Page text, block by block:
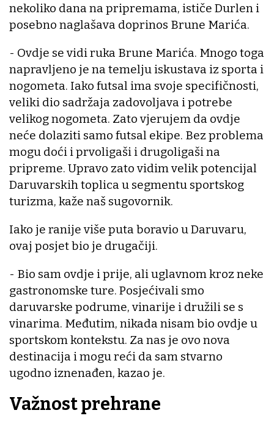
nekoliko dana na pripremama, ističe Durlen i
posebno naglašava doprinos Brune Marića.
- Ovdje se vidi ruka Brune Marića. Mnogo toga
napravljeno je na temelju iskustava iz sporta i
nogometa. Iako futsal ima svoje specifičnosti,
veliki dio sadržaja zadovoljava i potrebe
velikog nogometa. Zato vjerujem da ovdje
neće dolaziti samo futsal ekipe. Bez problema
mogu doći i prvoligaši i drugoligaši na
pripreme. Upravo zato vidim velik potencijal
Daruvarskih toplica u segmentu sportskog
turizma, kaže naš sugovornik.
Iako je ranije više puta boravio u Daruvaru,
ovaj posjet bio je drugačiji.
- Bio sam ovdje i prije, ali uglavnom kroz neke
gastronomske ture. Posjećivali smo
daruvarske podrume, vinarije i družili se s
vinarima. Međutim, nikada nisam bio ovdje u
sportskom kontekstu. Za nas je ovo nova
destinacija i mogu reći da sam stvarno
ugodno iznenađen, kazao je.
Važnost prehrane